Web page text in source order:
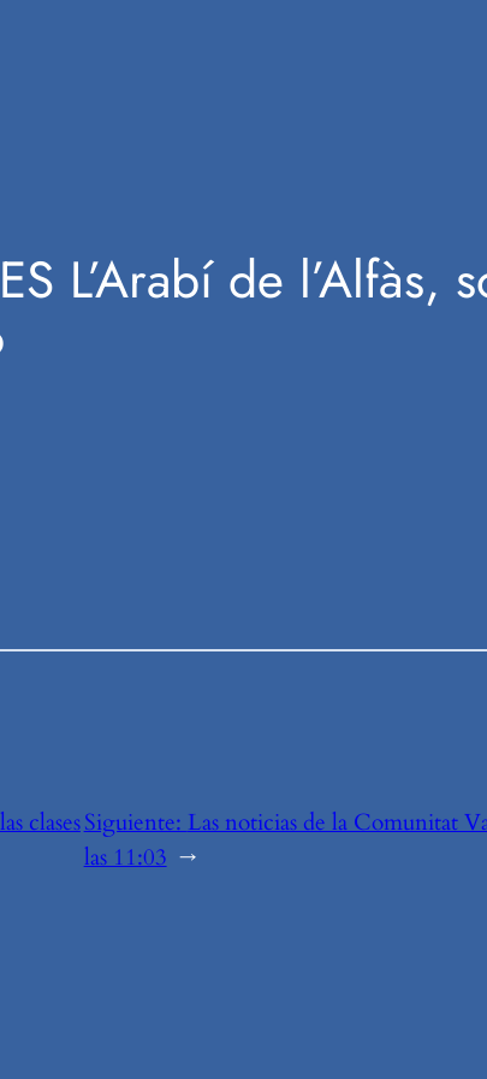
L’Arabí de l’Alfàs,
clasesSiguiente: Las noticias de la Comunitat
las 11:03 →